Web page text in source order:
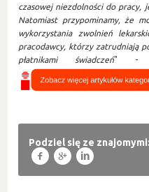
czasowej niezdolności do pracy,
Natomiast przypominamy, że
wykorzystania zwolnień
pracodawcy, którzy zatrudniają
płatnikami świadczeń" -
Podziel się ze znajomymi:
f g l